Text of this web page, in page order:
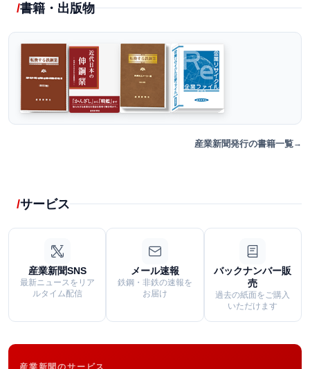
書籍・出版物
産業新聞発行の書籍一覧
サービス
産業新聞SNS
最新ニュースをリア
ルタイム配信
メール速報
鉄鋼・非鉄の速報を
お届け
バックナンバー販
売
過去の紙面をご購入
いただけます
産業新聞のサービス